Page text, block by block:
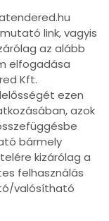
link, vagyis
az alább
elfogadása
Kft.
ezen
azok
bármely
kizárólag a
felhasználás
valósítható